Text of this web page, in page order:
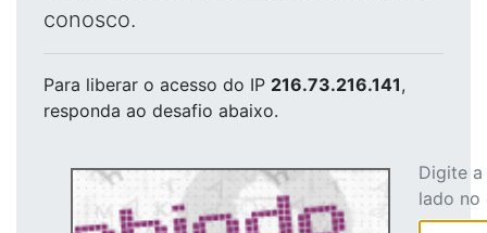
conosco.
Para liberar o acesso do IP 216.73.216.141,
responda ao desafio abaixo.
Digite
lado no